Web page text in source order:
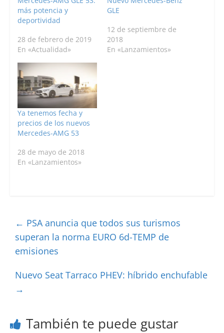
más potencia y
deportividad
28 de febrero de 2019
En «Actualidad»
GLE
12 de septiembre de
2018
En «Lanzamientos»
Ya tenemos fecha y
precios de los nuevos
Mercedes-AMG 53
28 de mayo de 2018
En «Lanzamientos»
← PSA anuncia que todos sus turismos
superan la norma EURO 6d-TEMP de
emisiones
Nuevo Seat Tarraco PHEV: híbrido enchufable
→
También te puede gustar